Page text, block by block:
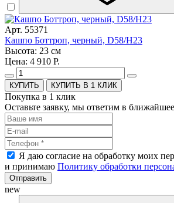
Арт. 55371
Кашпо Боттроп, черный, D58/H23
Высота: 23 см
Цена: 4 910 Р.
КУПИТЬ В 1 КЛИК
Покупка в 1 клик
Оставьте заявку, мы ответим в
Я даю согласие на обработку моих
и принимаю Политику обработки
Отправить
new